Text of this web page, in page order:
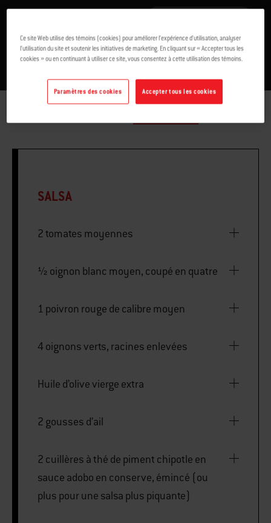
SALSA
2 tomates moyennes
½ oignon blanc moyen, coupé en quatre
1 poivron rouge de calibre moyen
4 oignons verts, racines enlevées
Huile d’olive vierge extra
2 gousses d’ail
2 cuillères à thé de piment chipotle en
sauce adobo en conserve, émincé (ou
plus pour une salsa plus piquante)
Ce site Web utilise des témoins (cookies) pour améliorer l’expérience d’utilisation, analyser
l’utilisation du site et soutenir les initiatives de marketing. En cliquant sur « Accepter tous les
cookies » ou en continuant à utiliser ce site, vous consentez à cette utilisation des témoins.
Accepter tous les cookies
Paramètres des cookies